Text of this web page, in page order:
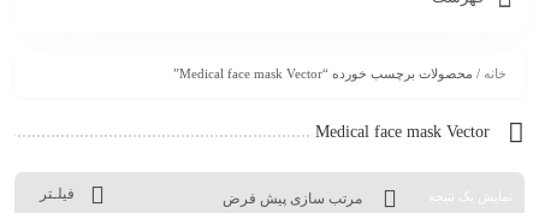
خانه / محصولات برچسب خورده “Medical face mask Vector”
Medical face mask Vector
فیلـتر نمایش یک نتیجه